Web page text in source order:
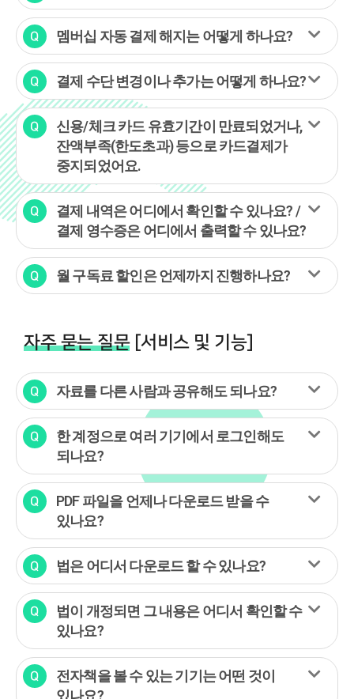
멤버십 자동 결제 해지는 어떻게 하나요?
결제 수단 변경이나 추가는 어떻게 하나요?
신용/체크 카드 유효기간이 만료되었거나,
잔액부족(한도초과) 등으로 카드결제가
중지되었어요.
결제 내역은 어디에서 확인할 수 있나요? /
결제 영수증은 어디에서 출력할 수 있나요?
월 구독료 할인은 언제까지 진행하나요?
자주 묻는 질문[서비스 및 기능]
자료를 다른 사람과 공유해도 되나요?
한 계정으로 여러 기기에서 로그인해도
되나요?
PDF 파일을 언제나 다운로드 받을 수
있나요?
법은 어디서 다운로드 할 수 있나요?
법이 개정되면 그 내용은 어디서 확인할 수
있나요?
전자책을 볼 수 있는 기기는 어떤 것이
있나요?